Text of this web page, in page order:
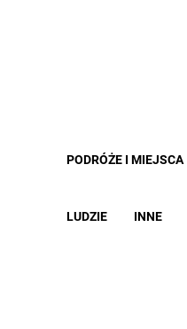
PODRÓŻE I MIEJSCA
LUDZIE INNE